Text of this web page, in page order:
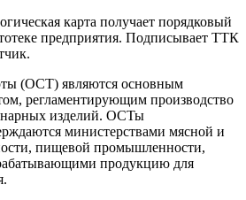
карта получает порядковый
предприятия. Подписывает ТТК
(ОСТ) являются основным
регламентирующим производство
изделий. ОСТы
министерствами мясной и
пищевой промышленности,
продукцию для